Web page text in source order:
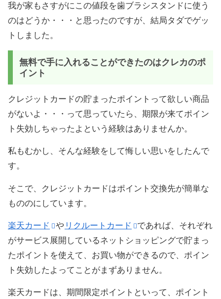
我が家もさすがにこの値段を歯ブラシスタンドに使う
のはどうか・・・と思ったのですが、結局タダでゲッ
トしました。
無料で手に入れることができたのはクレカのポ
イント
クレジットカードの貯まったポイントって欲しい商品
がないよ・・・って思っていたら、期限が来てポイン
ト失効しちゃったよという経験はありませんか。
私もむかし、そんな経験をして悔しい思いをしたんで
す。
そこで、クレジットカードはポイント交換先が簡単な
もののにしています。
楽天カード や リクルートカード
であれば、それぞれ
がサービス展開しているネットショッピングで貯まっ
たポイントを使えて、お買い物ができるので、ポイン
ト失効したよってことがまずありません。
楽天カードは、期間限定ポイントといって、ポイント